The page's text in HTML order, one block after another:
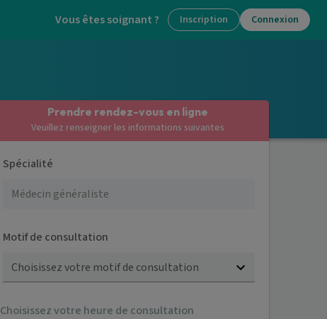
Vous êtes soignant ? Inscription Connexion
Prendre rendez-vous en ligne
Veuillez renseigner les informations suivantes
Spécialité
Motif de consultation
Choisissez votre motif de consultation
Choisissez votre heure de consultation